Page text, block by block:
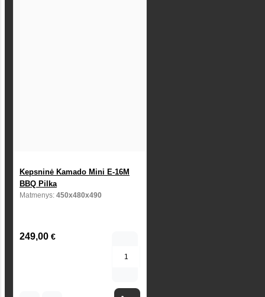
Kepsninė Kamado Mini E-16M
BBQ Pilka
Matmenys: 450x480x490
249,00 €